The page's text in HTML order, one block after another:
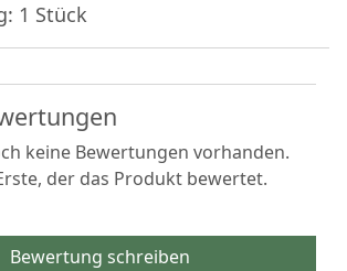
1 Stück
keine Bewertungen vorhanden.
der das Produkt bewertet.
Bewertung schreiben